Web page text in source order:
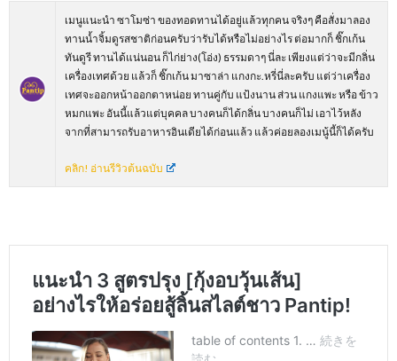
เมนูแนะนำ ซาโมซ่า ของทอดทานได้อยู่แล้วทุกคน จริงๆ คือสั่งมาลอง
ทานน้ำจิ้มดูรสชาติก่อนครับว่ารับได้หรือไม่อย่างไร ต่อมากก็ ชิ๊กเก้น
ทันดูรี ทานได้แน่นอน ก็ไก่ย่าง(โอ่ง) ธรรมดาๆ นี่ละ เพียงแต่ว่าจะมีกลิ่น
เครื่องเทศด้วย แล้วก็ ชิ๊กเก้น มาซาล่า แกงกะ.หรี่นี่ละครับ แต่ว่าเครื่อง
เทศจะออกหน้าออกตาหน่อย ทานคู่กับ แป้งนาน ส่วน แกงแพะ หรือ ข้าว
หมกแพะ อันนี้แล้วแต่บุคคล บางคนก็ได้กลิ่น บางคนก็ไม่ เอาไว้หลัง
จากที่สามารถรับอาหารอินเดียได้ก่อนแล้ว แล้วค่อยลองเมนู้นี้ก็ได้ครับ
คลิก! อ่านรีวิวต้นฉบับ